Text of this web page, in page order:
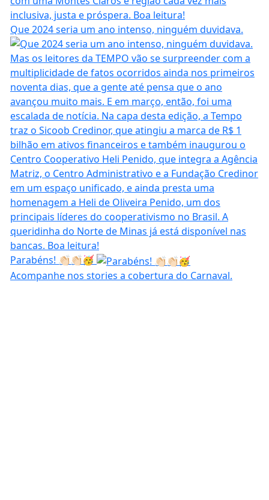
Que 2024 seria um ano intenso, ninguém duvidava.
Parabéns! 👏🏻👏🏻🥳
Acompanhe nos stories a cobertura do Carnaval.